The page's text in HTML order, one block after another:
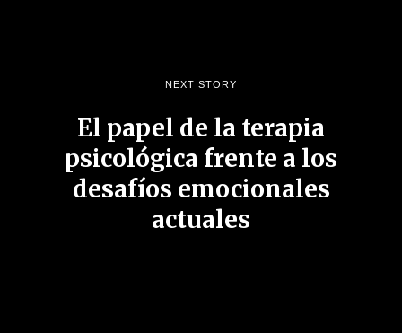
NEXT STORY
El papel de la terapia
psicológica frente a los
desafíos emocionales
actuales